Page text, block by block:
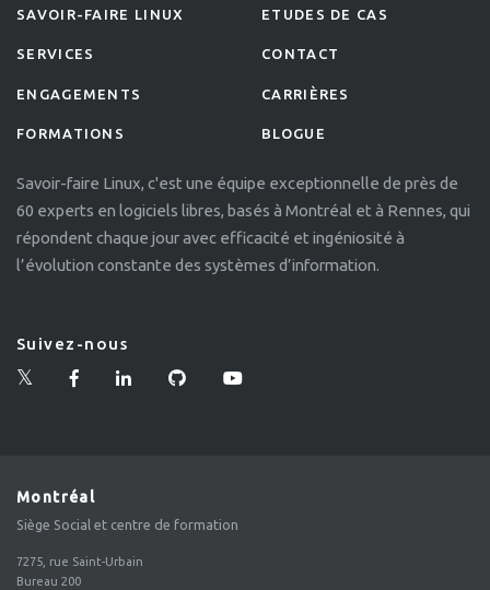
SAVOIR-FAIRE LINUX
SERVICES
ENGAGEMENTS
FORMATIONS
ETUDES DE CAS
CONTACT
CARRIÈRES
BLOGUE
Savoir-faire Linux, c'est une équipe exceptionnelle de près de
60 experts en logiciels libres, basés à Montréal et à Rennes, qui
répondent chaque jour avec efficacité et ingéniosité à
l’évolution constante des systèmes d’information.
Suivez-nous
Montréal
Siège Social et centre de formation
7275, rue Saint-Urbain
Bureau 200